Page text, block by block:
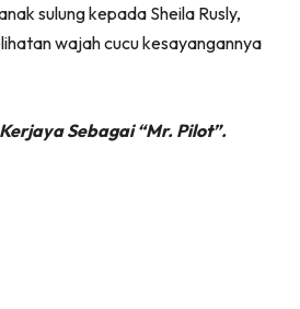
sulung kepada Sheila Rusly,
wajah cucu kesayangannya
Sebagai “Mr. Pilot”.